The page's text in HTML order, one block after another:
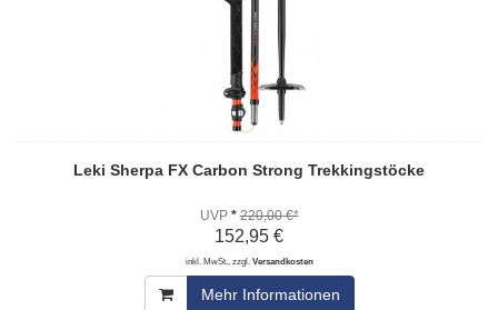
Leki Sherpa FX Carbon Strong Trekkingstöcke
UVP * 220,00 €*
152,95 €
inkl. MwSt., zzgl. Versandkosten
Mehr Informationen